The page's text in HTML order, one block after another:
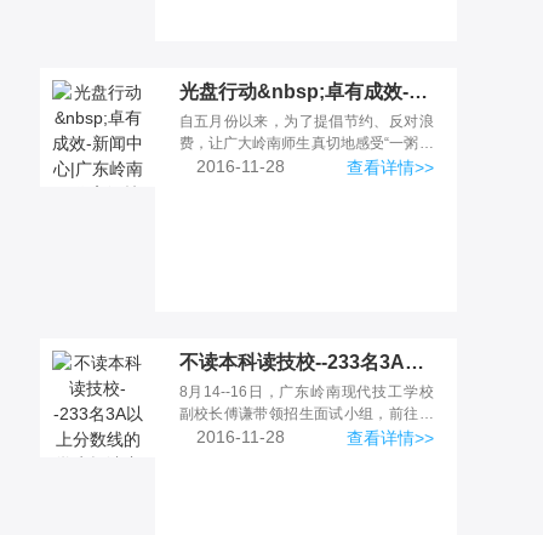
光盘行动&nbsp;卓有成效-新闻中心|广东岭南现代高级技工学校
自五月份以来，为了提倡节约、反对浪
费，让广大岭南师生真切地感受“一粥一
饭当思来之不易”的节俭传统，在
2016-11-28 查看详情>>
不读本科读技校--233名3A以上分数线的学生报读广东岭南现代技工学校-新闻中心|广东岭南现代高级技工学校
8月14--16日，广东岭南现代技工学校
副校长傅谦带领招生面试小组，前往梅
州市广东宝丽华新能源股份有
2016-11-28 查看详情>>